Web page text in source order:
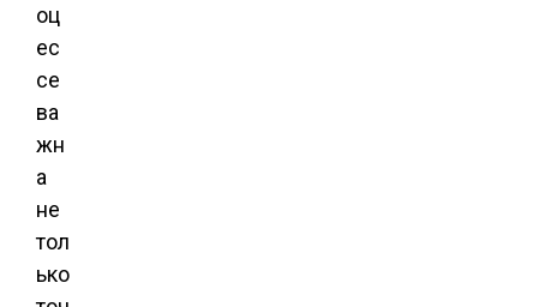
оц
ес
се
ва
жн
а
не
тол
ько